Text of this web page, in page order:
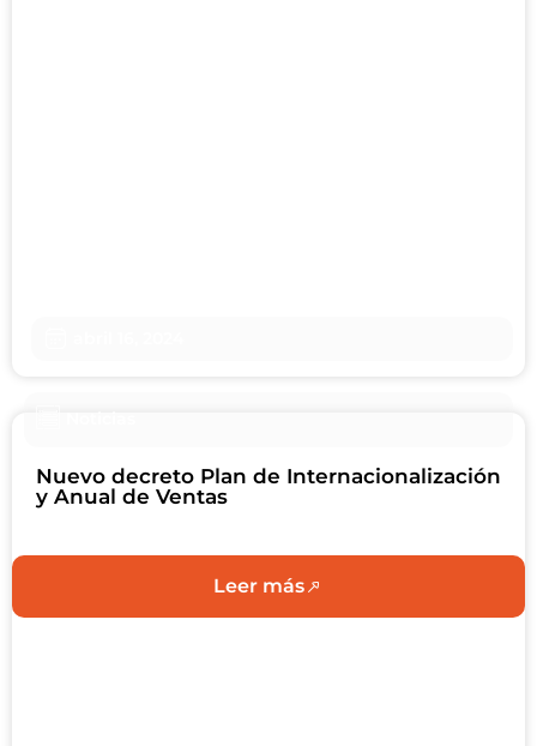
Nuevo decreto Plan de Internacionalización
y Anual de Ventas
Leer más